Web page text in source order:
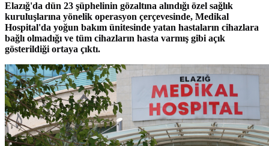
Elazığ'da dün 23 şüphelinin gözaltına alındığı özel sağlık
kuruluşlarına yönelik operasyon çerçevesinde, Medikal
Hospital'da yoğun bakım ünitesinde yatan hastaların cihazlara
bağlı olmadığı ve tüm cihazların hasta varmış gibi açık
gösterildiği ortaya çıktı.